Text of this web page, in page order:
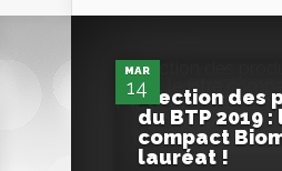
MAR
14Élection des
du BTP 2019
compact
lauréat !
0